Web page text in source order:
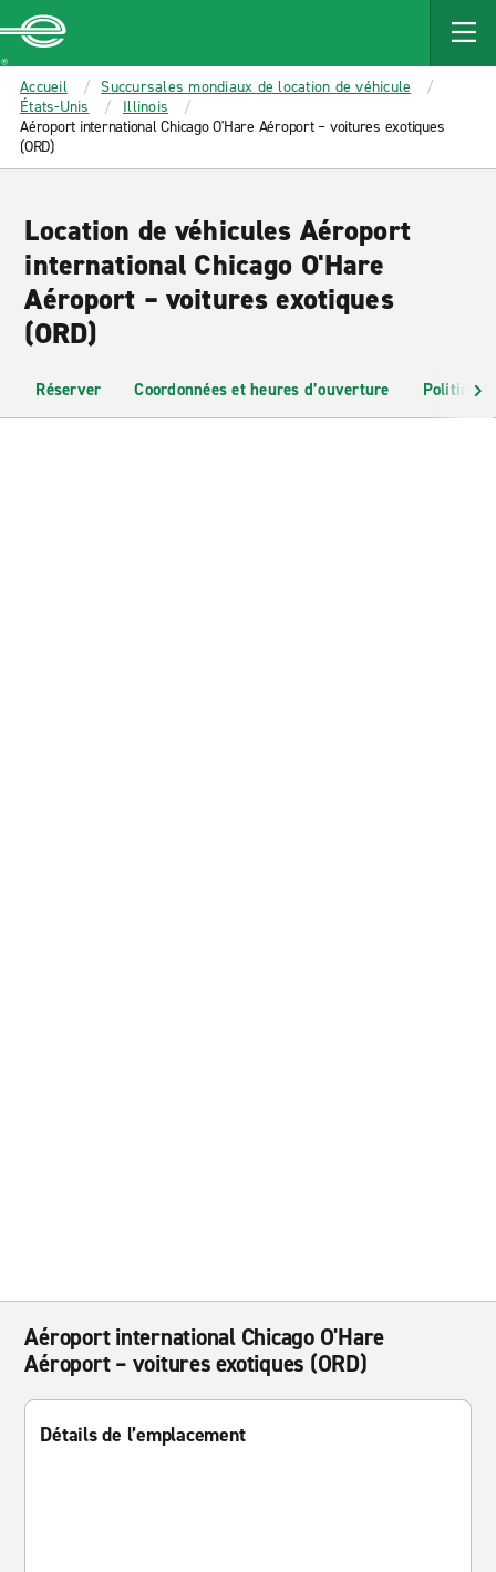
MAIN
CONTENT
Enterprise
Accueil
Succursales mondiaux de location de véhicule
États-Unis
Illinois
Aéroport international Chicago O'Hare Aéroport – voitures exotiques
(ORD)
Location de véhicules Aéroport
international Chicago O'Hare
Aéroport – voitures exotiques
(ORD)
Réserver Coordonnées et heures d’ouverture Politiques
Aéroport international Chicago O'Hare
Aéroport – voitures exotiques (ORD)
Détails de l’emplacement